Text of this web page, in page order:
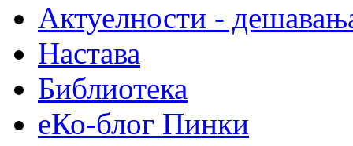
Актуелности -
Настава
Библиотека
еКо-блог Пинки